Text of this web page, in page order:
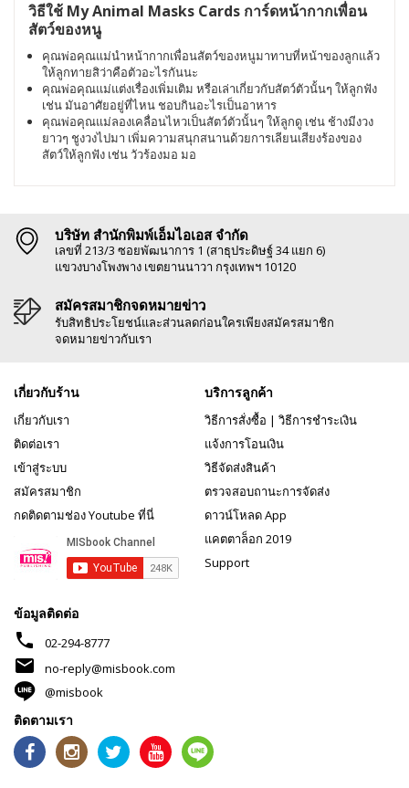
วิธีใช้ My Animal Masks Cards การ์ดหน้ากากเพื่อน
สัตว์ของหนู
คุณพ่อคุณแม่นำหน้ากากเพื่อนสัตว์ของหนูมาทาบที่หน้าของลูกแล้ว
ให้ลูกทายสิว่าคือตัวอะไรกันนะ
คุณพ่อคุณแม่แต่งเรื่องเพิ่มเติม หรือเล่าเกี่ยวกับสัตว์ตัวนั้นๆ ให้ลูกฟัง
เช่น มันอาศัยอยู่ที่ไหน ชอบกินอะไรเป็นอาหาร
คุณพ่อคุณแม่ลองเคลื่อนไหวเป็นสัตว์ตัวนั้นๆ ให้ลูกดู เช่น ช้างมีงวง
ยาวๆ ชูงวงไปมา เพิ่มความสนุกสนานด้วยการเลียนเสียงร้องของ
สัตว์ให้ลูกฟัง เช่น วัวร้องมอ มอ
บริษัท สำนักพิมพ์เอ็มไอเอส จำกัด
เลขที่ 213/3 ซอยพัฒนาการ 1 (สาธุประดิษฐ์ 34 แยก 6)
แขวงบางโพงพาง เขตยานนาวา กรุงเทพฯ 10120
สมัครสมาชิกจดหมายข่าว
รับสิทธิประโยชน์และส่วนลดก่อนใครเพียงสมัครสมาชิก
จดหมายข่าวกับเรา
เกี่ยวกับร้าน
เกี่ยวกับเรา
ติดต่อเรา
เข้าสู่ระบบ
สมัครสมาชิก
กดติดตามช่อง Youtube ที่นี่
บริการลูกค้า
วิธีการสั่งซื้อ | วิธีการชำระเงิน
แจ้งการโอนเงิน
วิธีจัดส่งสินค้า
ตรวจสอบถานะการจัดส่ง
ดาวน์โหลด App
แคตตาล็อก 2019
Support
ข้อมูลติดต่อ
phone 02-294-8777
mail
no-reply@misbook.com
@misbook
ติดตามเรา